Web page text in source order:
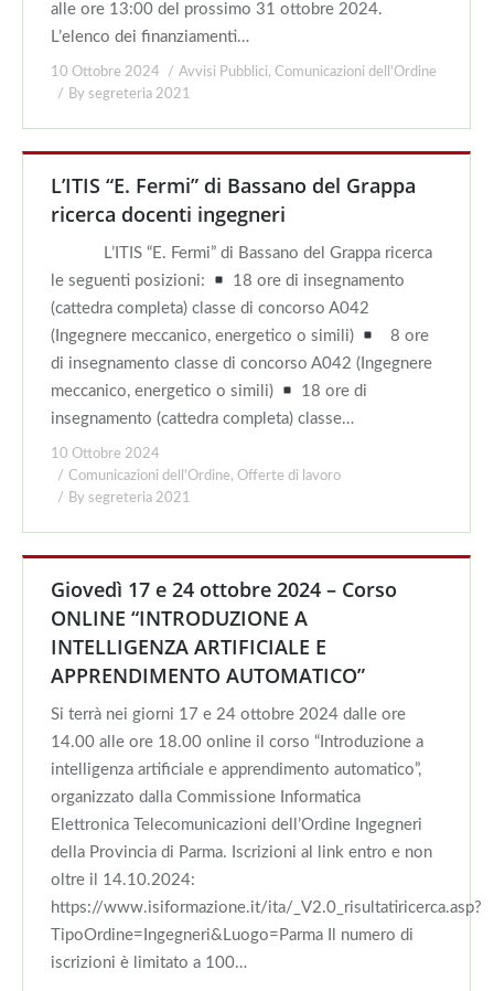
alle ore 13:00 del prossimo 31 ottobre 2024.
L’elenco dei finanziamenti…
10 Ottobre 2024 Avvisi Pubblici, Comunicazioni dell'Ordine
By segreteria 2021
L’ITIS “E. Fermi” di Bassano del Grappa
ricerca docenti ingegneri
L’ITIS “E. Fermi” di Bassano del Grappa ricerca
le seguenti posizioni:
18 ore di insegnamento
(cattedra completa) classe di concorso A042
(Ingegnere meccanico, energetico o simili)
8 ore
di insegnamento classe di concorso A042 (Ingegnere
meccanico, energetico o simili)
18 ore di
insegnamento (cattedra completa) classe…
10 Ottobre 2024
Comunicazioni dell'Ordine, Offerte di lavoro
By segreteria 2021
Giovedì 17 e 24 ottobre 2024 – Corso
ONLINE “INTRODUZIONE A
INTELLIGENZA ARTIFICIALE E
APPRENDIMENTO AUTOMATICO”
Si terrà nei giorni 17 e 24 ottobre 2024 dalle ore
14.00 alle ore 18.00 online il corso “Introduzione a
intelligenza artificiale e apprendimento automatico”,
organizzato dalla Commissione Informatica
Elettronica Telecomunicazioni dell’Ordine Ingegneri
della Provincia di Parma. Iscrizioni al link entro e non
oltre il 14.10.2024:
https://www.isiformazione.it/ita/_V2.0_risultatiricerca.asp?
TipoOrdine=Ingegneri&Luogo=Parma Il numero di
iscrizioni è limitato a 100…